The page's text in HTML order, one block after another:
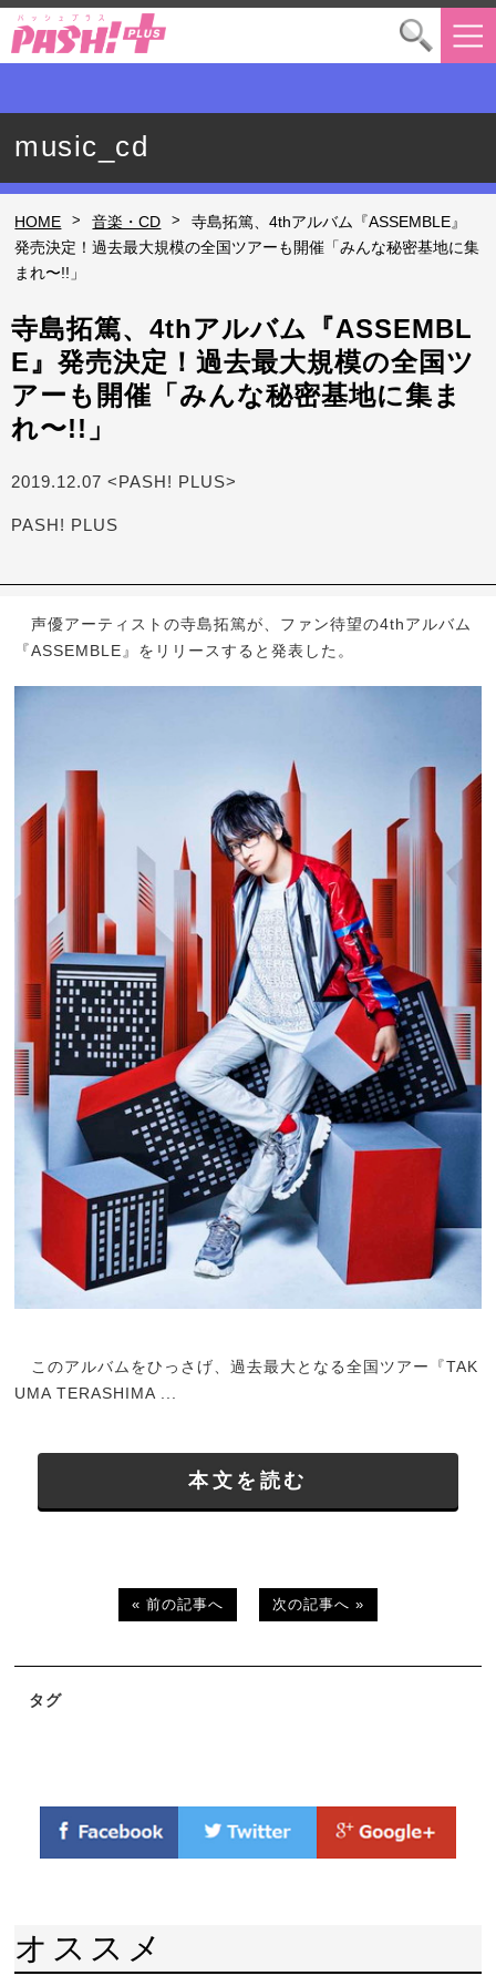
music_cd
HOME > 音楽・CD >
寺島拓篤、4thアルバム『ASSEMBLE』
発売決定！過去最大規模の全国ツアーも開催「みんな秘密基地に集
まれ〜!!」
寺島拓篤、4thアルバム『ASSEMBL
E』発売決定！過去最大規模の全国ツ
アーも開催「みんな秘密基地に集ま
れ〜!!」
2019.12.07 <PASH! PLUS>
PASH! PLUS
声優アーティストの寺島拓篤が、ファン待望の4thアルバム
『ASSEMBLE』をリリースすると発表した。
このアルバムをひっさげ、過去最大となる全国ツアー『TAK
UMA TERASHIMA ...
本文を読む
« 前の記事へ 次の記事へ »
タグ
オススメ